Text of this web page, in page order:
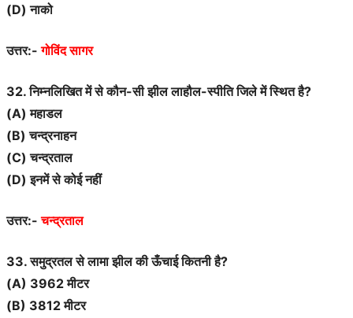
(D) नाको
उत्तर:-गोविंद सागर
32. निम्नलिखित में से कौन-सी झील लाहौल-स्पीति जिले में स्थित है?
(A) महाडल
(B) चन्द्रनाहन
(C) चन्द्रताल
(D) इनमें से कोई नहीं
उत्तर:-चन्द्रताल
33. समुद्रतल से लामा झील की ऊँचाई कितनी है?
(A) 3962 मीटर
(B) 3812 मीटर